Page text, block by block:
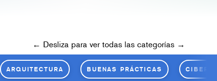
← Desliza para ver todas las categorías →
ARQUITECTURA BUENAS PRÁCTICAS